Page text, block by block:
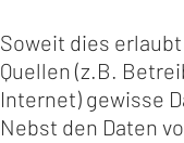
Soweit dies
Quellen (z.B.
Internet) gewisse
Nebst den Daten